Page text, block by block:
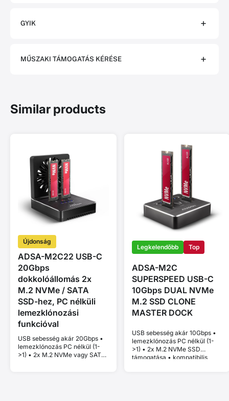
GYIK
MŰSZAKI TÁMOGATÁS KÉRÉSE
Similar products
Újdonság
ADSA-M2C22 USB-C
20Gbps
dokkolóállomás 2x
M.2 NVMe / SATA
SSD-hez, PC nélküli
lemezklónozási
funkcióval
USB sebesség akár 20Gbps •
lemezklónozás PC nélkül (1-
>1) • 2x M.2 NVMe vagy SATA
Legkelendőbb Top
ADSA-M2C
SUPERSPEED USB-C
10Gbps DUAL NVMe
M.2 SSD CLONE
MASTER DOCK
USB sebesség akár 10Gbps •
lemezklónozás PC nélkül (1-
>1) • 2x M.2 NVMe SSD
támogatása • kompatibilis